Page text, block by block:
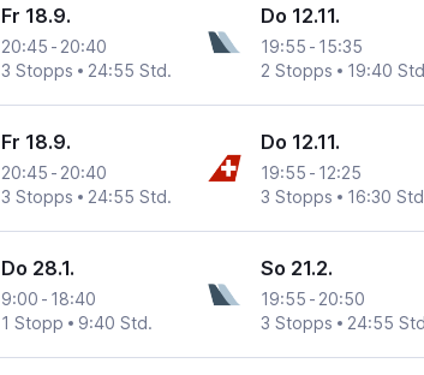
Fr 18.9.
20:45 - 20:40
3 Stopps
24:55 Std.
Do 12.11.
19:55 - 15:35
2 Stopps
19:40
Fr 18.9.
20:45 - 20:40
3 Stopps
24:55 Std.
Do 12.11.
19:55 - 12:25
3 Stopps
16:30
Do 28.1.
9:00 - 18:40
1 Stopp
9:40 Std.
So 21.2.
19:55 - 20:50
3 Stopps
24:55